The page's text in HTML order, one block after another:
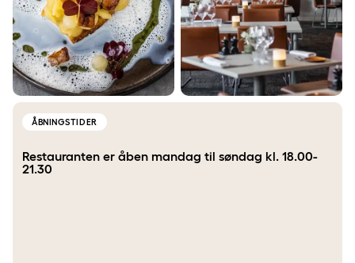
ÅBNINGSTIDER
Restauranten er åben mandag til søndag kl. 18.00-
21.30